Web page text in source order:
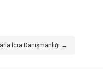
İcra Danışmanlığı →